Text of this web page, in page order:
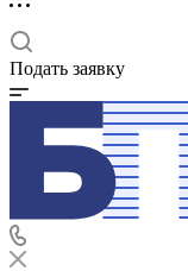
Подать заявку